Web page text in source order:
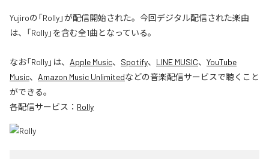
Yujiroの「Rolly」が配信開始された。今回デジタル配信された楽曲
は、「Rolly」を含む全1曲となっている。
なお「Rolly」は、 Apple Music、 Spotify、 LINE MUSIC、 YouTube
Music、 Amazon Music Unlimitedなどの音楽配信サービスで聴くこと
ができる。
各配信サービス： Rolly